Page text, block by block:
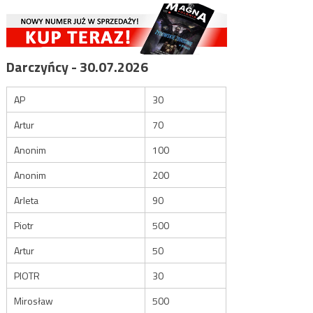
Darczyńcy - 30.07.2026
AP
30
Artur
70
Anonim
100
Anonim
200
Arleta
90
Piotr
500
Artur
50
PIOTR
30
Mirosław
500